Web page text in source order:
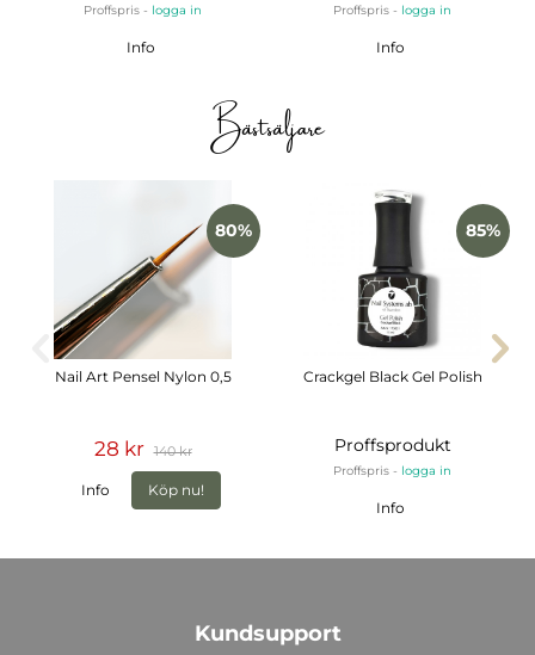
Proffspris - logga in
Info
Proffspris - logga in
Info
Bästsäljare
80%
Nail Art Pensel Nylon 0,5
28 kr 140 kr
Info Köp nu!
85%
Crackgel Black Gel Polish
Proffsprodukt
Proffspris - logga in
Info
Kundsupport